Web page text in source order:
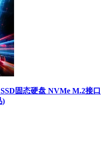
固态硬盘 NVMe M.2接口
)